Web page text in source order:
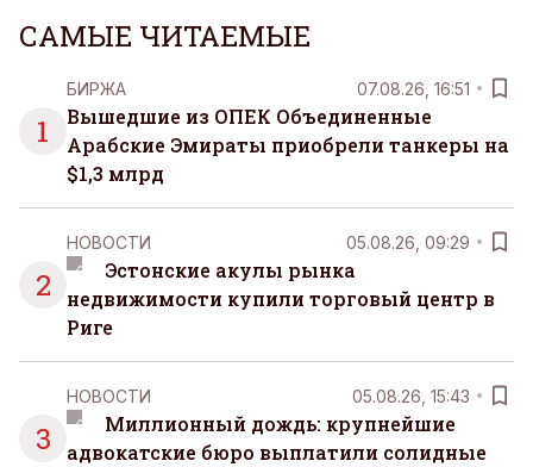
САМЫЕ ЧИТАЕМЫЕ
1
БИРЖА 07.08.26, 16:51
Вышедшие из ОПЕК Объединенные
Арабские Эмираты приобрели танкеры на
$1,3 млрд
2
НОВОСТИ 05.08.26, 09:29
Эстонские акулы рынка
недвижимости купили торговый центр в
Риге
3
НОВОСТИ 05.08.26, 15:43
Миллионный дождь: крупнейшие
адвокатские бюро выплатили солидные